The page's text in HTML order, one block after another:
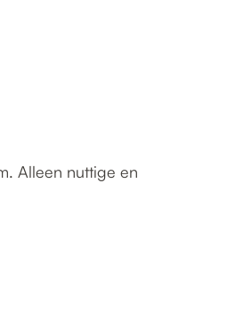
Alleen nuttige en